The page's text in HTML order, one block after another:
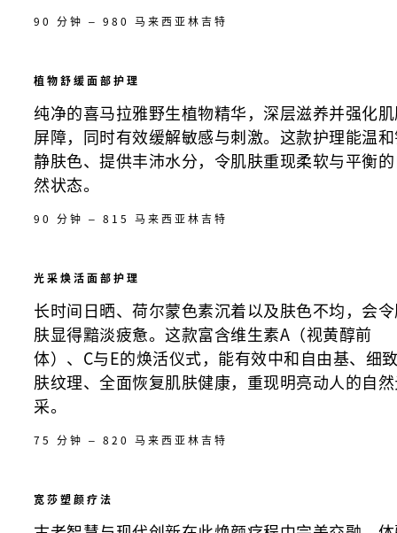
90 分钟 – 980 马来西亚林吉特
植物舒缓面部护理
纯净的喜马拉雅野生植物精华，深层滋养并强化
屏障，同时有效缓解敏感与刺激。这款护理能温
静肤色、提供丰沛水分，令肌肤重现柔软与平衡
然状态。
90 分钟 – 815 马来西亚林吉特
光采焕活面部护理
长时间日晒、荷尔蒙色素沉着以及肤色不均，会
肤显得黯淡疲惫。这款富含维生素A（视黄醇前
体）、C与E的焕活仪式，能有效中和自由基、细
肤纹理、全面恢复肌肤健康，重现明亮动人的自
采。
75 分钟 – 820 马来西亚林吉特
宽莎塑颜疗法